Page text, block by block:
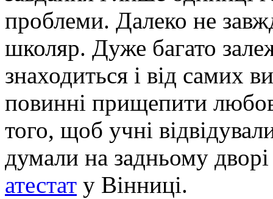
проблеми. Далеко не
школяр. Дуже багато
знаходиться і від самих
повинні прищепити
того, щоб учні
думали на задньому
атестат у Вінниці.